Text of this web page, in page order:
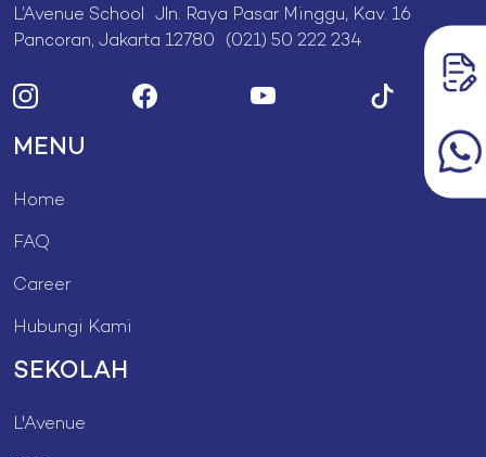
L’Avenue School Jln. Raya Pasar Minggu, Kav. 16
Pancoran, Jakarta 12780 (021) 50 222 234
MENU
Home
FAQ
Career
Hubungi Kami
SEKOLAH
L'Avenue